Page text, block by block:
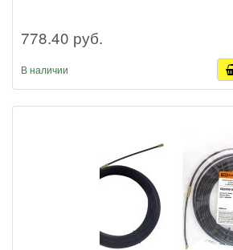
778.40 руб.
В наличии